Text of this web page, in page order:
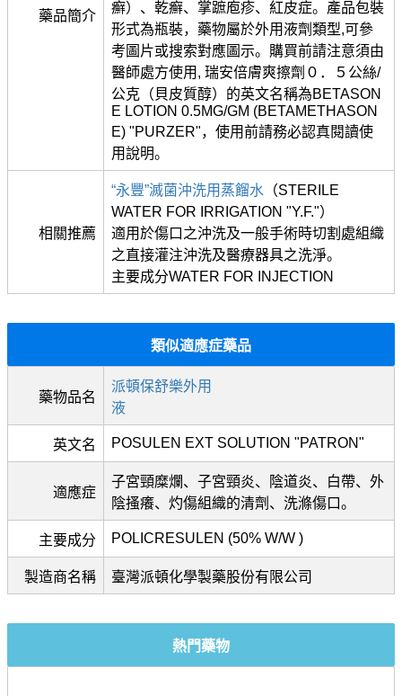
藥品簡介
癬）、乾癬、掌蹠庖疹、紅皮症。產品包裝
形式為瓶裝，藥物屬於外用液劑類型,可參
考圖片或搜索對應圖示。購買前請注意須由
醫師處方使用, 瑞安倍膚爽擦劑０．５公絲/
公克（貝皮質醇）的英文名稱為BETASON
E LOTION 0.5MG/GM (BETAMETHASON
E) "PURZER"，使用前請務必認真閱讀使
用說明。
相關推薦
“永豐”滅菌沖洗用蒸餾水 （STERILE
WATER FOR IRRIGATION "Y.F."）
適用於傷口之沖洗及一般手術時切割處組織
之直接灌注沖洗及醫療器具之洗淨。
主要成分WATER FOR INJECTION
類似適應症藥品
藥物品名
派頓保舒樂外用
液
英文名 POSULEN EXT SOLUTION "PATRON"
適應症
子宮頸糜爛、子宮頸炎、陰道炎、白帶、外
陰搔癢、灼傷組織的清劑、洗滌傷口。
主要成分 POLICRESULEN (50% W/W )
製造商名稱 臺灣派頓化學製藥股份有限公司
熱門藥物